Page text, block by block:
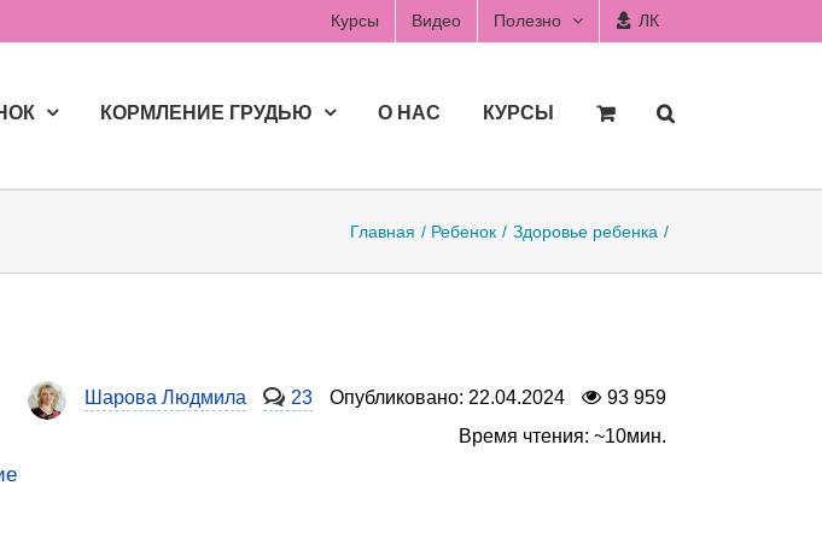
Курсы Видео Полезно ЛК
КОРМЛЕНИЕ ГРУДЬЮ О НАС КУРСЫ
Главная Ребенок Здоровье ребенка
Шарова Людмила 23 Опубликовано: 22.04.2024
93 959
Время чтения: ~10мин.